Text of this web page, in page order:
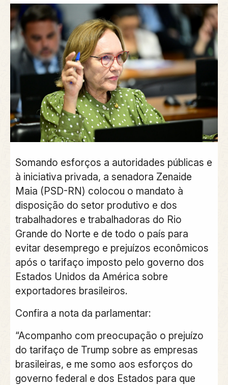
Somando esforços a autoridades públicas e
à iniciativa privada, a senadora Zenaide
Maia (PSD-RN) colocou o mandato à
disposição do setor produtivo e dos
trabalhadores e trabalhadoras do Rio
Grande do Norte e de todo o país para
evitar desemprego e prejuízos econômicos
após o tarifaço imposto pelo governo dos
Estados Unidos da América sobre
exportadores brasileiros.
Confira a nota da parlamentar:
“Acompanho com preocupação o prejuízo
do tarifaço de Trump sobre as empresas
brasileiras, e me somo aos esforços do
governo federal e dos Estados para que